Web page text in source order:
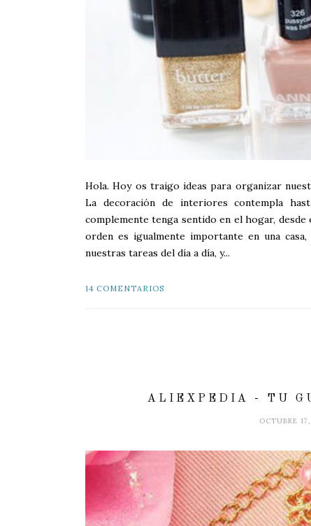
Hola. Hoy os traigo ideas para organizar
La decoración de interiores contempla
complemente tenga sentido en el hogar,
orden es igualmente importante en una
nuestras tareas del día a día, y...
14 COMENTARIOS
ALIEXPEDIA - TU
OCTUBRE